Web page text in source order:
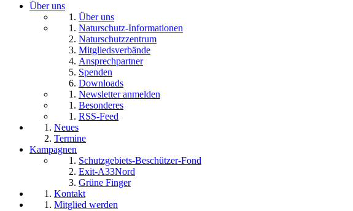
Über uns
Über uns
Naturschutz-Informationen
Naturschutzzentrum
Mitgliedsverbände
Ansprechpartner
Spenden
Downloads
Newsletter anmelden
Besonderes
RSS-Feed
Neues
Termine
Kampagnen
Schutzgebiets-Beschützer-Fond
Exit-A33Nord
Grüne Finger
Kontakt
Mitglied werden